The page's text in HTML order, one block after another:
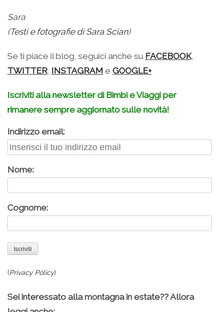
Sara
(Testi e fotografie di Sara Scian)
Se ti piace il blog, seguici anche su FACEBOOK,
TWITTER, INSTAGRAM e GOOGLE+
Iscriviti alla newsletter di Bimbi e Viaggi per
rimanere sempre aggiornato sulle novità!
Indirizzo email:
Nome:
Cognome:
(Privacy Policy)
Sei interessato alla montagna in estate?? Allora